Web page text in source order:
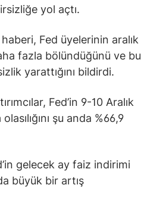
yol açtı.
Fed üyelerinin aralık
fazla bölündüğünü ve bu
yarattığını bildirdi.
Fed’in 9-10 Aralık
şu anda %66,9
gelecek ay faiz indirimi
büyük bir artış